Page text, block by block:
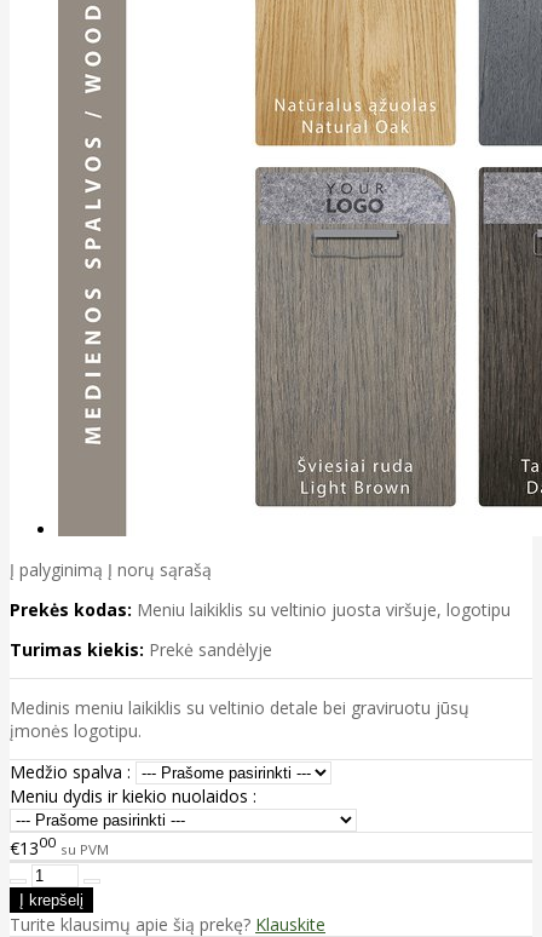
Į palyginimą Į norų sąrašą
Prekės kodas: Meniu laikiklis su veltinio juosta viršuje, logotipu
Turimas kiekis: Prekė sandėlyje
Medinis meniu laikiklis su veltinio detale bei graviruotu jūsų
įmonės logotipu.
Medžio spalva :
Meniu dydis ir kiekio nuolaidos :
€1300 su PVM
Turite klausimų apie šią prekę? Klauskite